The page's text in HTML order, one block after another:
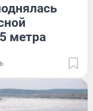
метра